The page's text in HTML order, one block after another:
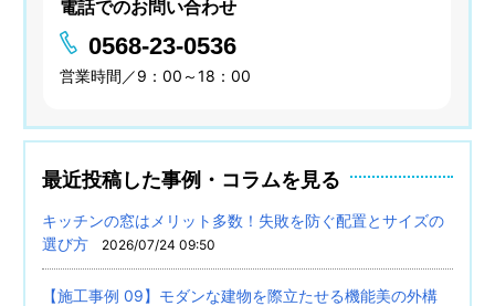
電話でのお問い合わせ
0568-23-0536
営業時間／9：00～18：00
最近投稿した事例・コラムを見る
キッチンの窓はメリット多数！失敗を防ぐ配置とサイズの
選び方
2026/07/24 09:50
【施工事例 09】モダンな建物を際立たせる機能美の外構